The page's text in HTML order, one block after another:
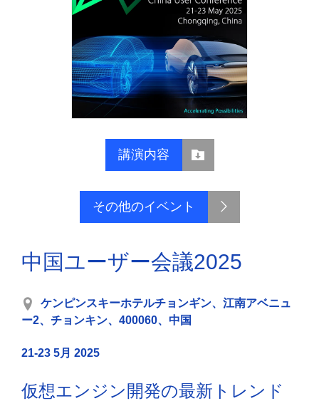
講演内容
その他のイベント
中国ユーザー会議2025
ケンピンスキーホテルチョンギン、江南アベニュ
ー2、チョンキン、400060、中国
21-23 5月 2025
仮想エンジン開発の最新トレンド